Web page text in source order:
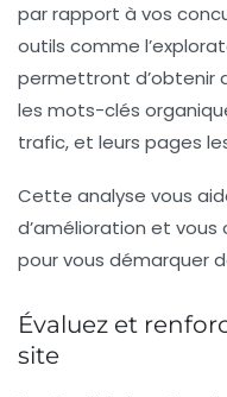
par rapport à vos
outils comme
permettront d’obtenir
les mots-clés
trafic, et leurs pages
Cette analyse vous
d’amélioration et
pour vous démarquer
Évaluez et
site